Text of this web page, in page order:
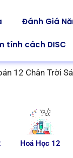
Đánh Giá
tính cách DISC
12 Chân Trời
Hoá Học 12